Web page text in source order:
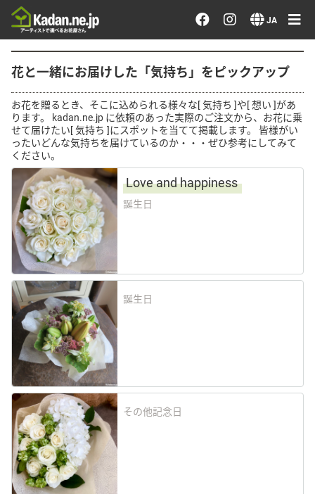
JA
お花を注文する・探す
最近のオーダー作品
アーティストで選ぶ
届けたい気持ちで選ぶ
会員メニュー
ログイン
会員登録
その他
花言葉辞典
注文方法・送料など
初めてのお客様
花と一緒にお届けした「気持ち」をピックアップ
お花を贈るとき、そこに込められる様々な[ 気持ち ]や[ 想い ]があ
ります。 kadan.ne.jp に依頼のあった実際のご注文から、お花に乗
せて届けたい[ 気持ち ]にスポットを当てて掲載します。 皆様がい
ったいどんな気持ちを届けているのか・・・ぜひ参考にしてみて
ください。
Love and happiness
誕生日
誕生日
その他記念日